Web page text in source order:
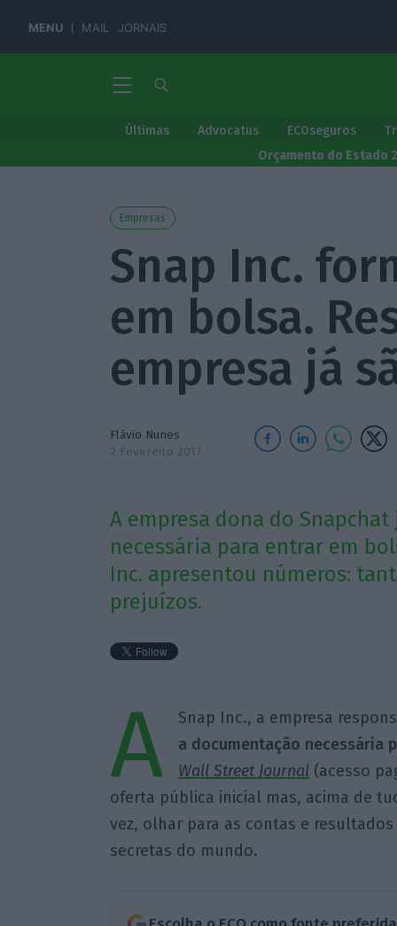
MENU MAIL JORNAIS
Últimas Advocatus ECOseguros
Orçamento do Estado
Empresas
Snap Inc.
em bolsa.
empresa já
Flávio Nunes
2 Fevereiro 2017
A empresa dona do
necessária para entrar em
Inc. apresentou números:
prejuízos.
A Snap Inc., a empresa
a documentação necessária
Wall Street Journal (acesso
oferta pública inicial mas, acima de
vez, olhar para as contas e
secretas do mundo.